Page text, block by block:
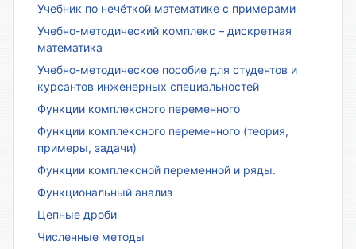
Учебник по нечёткой математике с примерами
Учебно-методический комплекс – дискретная
математика
Учебно-методическое пособие для студентов и
курсантов инженерных специальностей
Функции комплексного переменного
Функции комплексного переменного (теория,
примеры, задачи)
Функции комплексной переменной и ряды.
Функциональный анализ
Цепные дроби
Численные методы